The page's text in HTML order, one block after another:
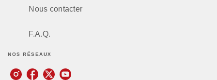
Nous contacter
F.A.Q.
NOS RÉSEAUX